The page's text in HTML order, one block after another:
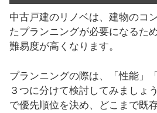
中古戸建のリノベは、建物のコ
たプランニングが必要になるた
難易度が高くなります。
プランニングの際は、「性能」
３つに分けて検討してみましょ
で優先順位を決め、どこまで既